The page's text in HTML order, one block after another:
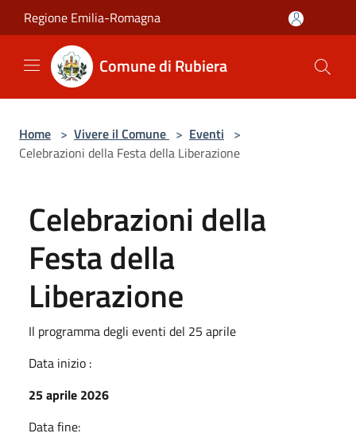
Salta al contenuto principale
Regione Emilia-Romagna
Comune di Rubiera
Home > Vivere il Comune > Eventi >
Celebrazioni della Festa della Liberazione
Celebrazioni della
Festa della
Liberazione
Il programma degli eventi del 25 aprile
Data inizio :
25 aprile 2026
Data fine: